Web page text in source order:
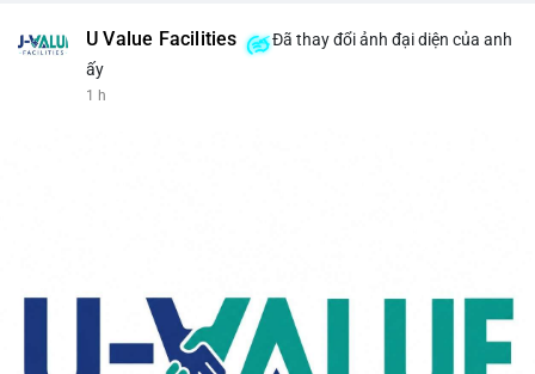
U Value Facilities
Đã thay đổi ảnh đại diện của anh
ấy
1 h